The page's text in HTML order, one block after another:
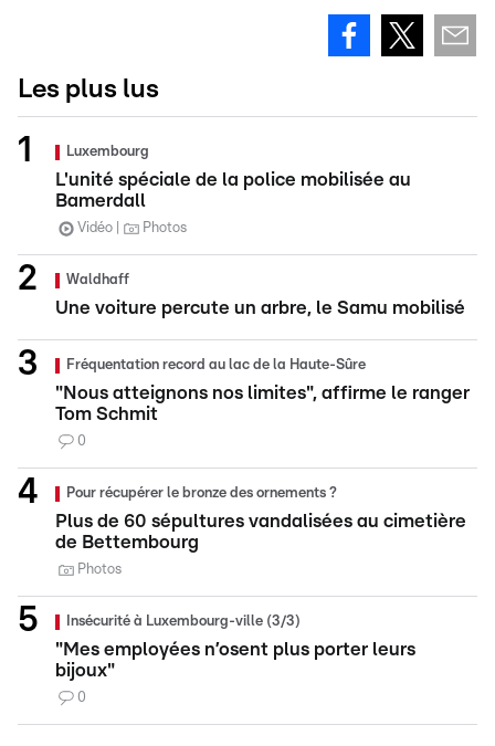
Les plus lus
Luxembourg
L'unité spéciale de la police mobilisée au
Bamerdall
Vidéo Photos
Waldhaff
Une voiture percute un arbre, le Samu mobilisé
Fréquentation record au lac de la Haute-Sûre
"Nous atteignons nos limites", affirme le ranger
Tom Schmit
0
Pour récupérer le bronze des ornements ?
Plus de 60 sépultures vandalisées au cimetière
de Bettembourg
Photos
Insécurité à Luxembourg-ville (3/3)
"Mes employées n’osent plus porter leurs
bijoux"
0